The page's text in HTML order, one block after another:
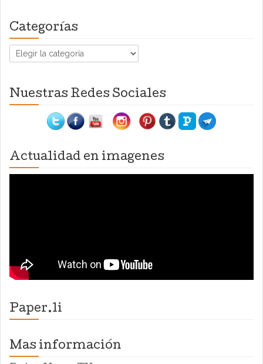
Categorías
Categorías
Nuestras Redes Sociales
Actualidad en imagenes
Paper.li
Mas información